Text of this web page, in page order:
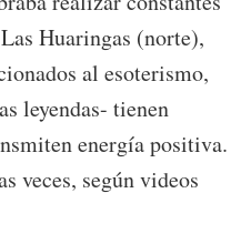
Huaringas (norte),
al esoterismo,
leyendas- tienen
energía positiva.
veces, según videos